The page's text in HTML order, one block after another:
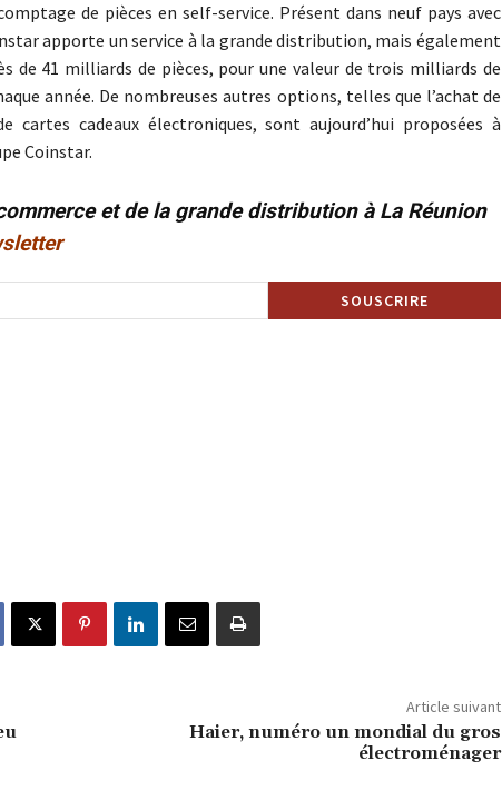
de pièces en self-service. Présent dans neuf pays avec
apporte un service à la grande distribution, mais également
de 41 milliards de pièces, pour une valeur de trois milliards de
année. De nombreuses autres options, telles que l’achat de
cartes cadeaux électroniques, sont aujourd’hui proposées à
Coinstar.
et de la grande distribution à La Réunion
Article suivant
Haier, numéro un mondial du gros
électroménager